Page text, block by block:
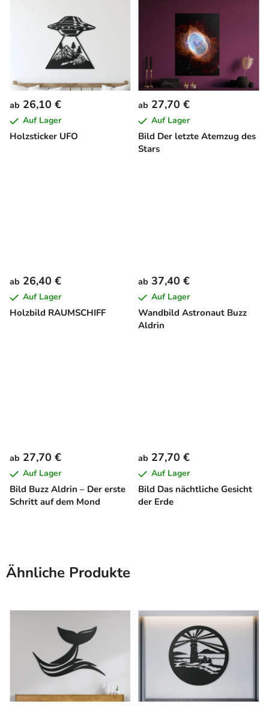
Holzsticker UFO
ab 26,10 €
Auf Lager
Bild Der letzte Atemzug des
Stars
ab 27,70 €
Auf Lager
Holzbild RAUMSCHIFF
ab 26,40 €
Auf Lager
Wandbild Astronaut Buzz
Aldrin
ab 37,40 €
Auf Lager
Bild Buzz Aldrin – Der erste
Schritt auf dem Mond
ab 27,70 €
Auf Lager
Bild Das nächtliche Gesicht
der Erde
ab 27,70 €
Auf Lager
Ähnliche Produkte